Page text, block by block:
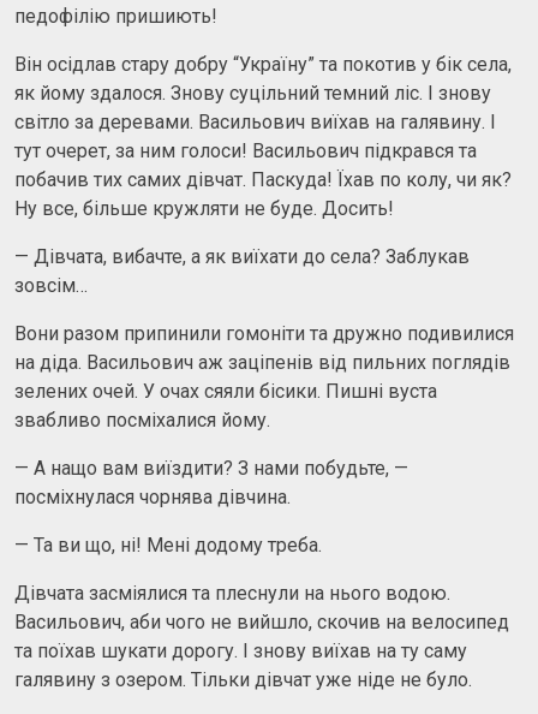
педофілію пришиють!
Він осідлав стару добру “Україну” та покотив у бік села,
як йому здалося. Знову суцільний темний ліс. І знову
світло за деревами. Васильович виїхав на галявину. І
тут очерет, за ним голоси! Васильович підкрався та
побачив тих самих дівчат. Паскуда! Їхав по колу, чи як?
Ну все, більше кружляти не буде. Досить!
— Дівчата, вибачте, а як виїхати до села? Заблукав
зовсім…
Вони разом припинили гомоніти та дружно подивилися
на діда. Васильович аж заціпенів від пильних поглядів
зелених очей. У очах сяяли бісики. Пишні вуста
звабливо посміхалися йому.
— А нащо вам виїздити? З нами побудьте, —
посміхнулася чорнява дівчина.
— Та ви що, ні! Мені додому треба.
Дівчата засміялися та плеснули на нього водою.
Васильович, аби чого не вийшло, скочив на велосипед
та поїхав шукати дорогу. І знову виїхав на ту саму
галявину з озером. Тільки дівчат уже ніде не було.